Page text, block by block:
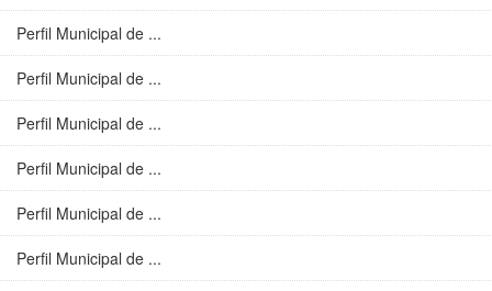
Perfil Municipal de ...
Perfil Municipal de ...
Perfil Municipal de ...
Perfil Municipal de ...
Perfil Municipal de ...
Perfil Municipal de ...